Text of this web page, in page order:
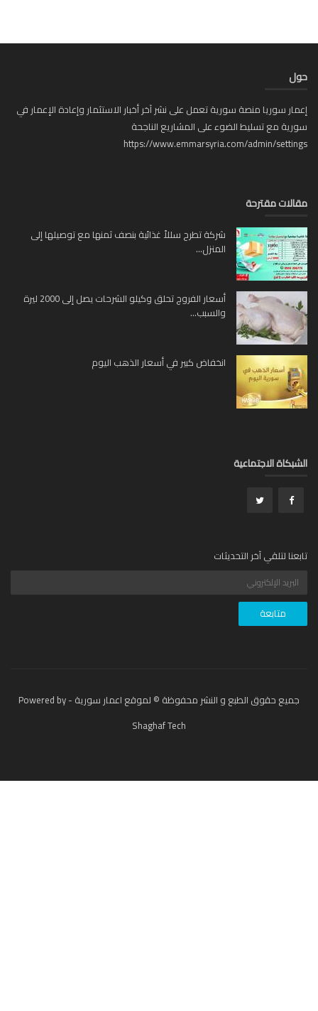
سوريا منصة سورية تعمل على نشر آخر أخبار الاستثمار وإعادة الإعمار في
مع تسليط الضوء على المشاريع الناجحة
https://www.emmarsyria.com/admin/
مقترحة
شركة تطرح سللاً غذائية بنصف ثمنها مع توصيلها إلى
المنزل...
أسعار الفروج تحلق وكيلو الشرحات يصل إلى 2000 ليرة
والسبب...
انخفاض كبير في أسعار الذهب اليوم
الاجتماعية
لتلقي آخر التحديثات
جميع حقوق الطبع و النشر محفوظة © لموقع اعمار سورية - Powered by
Shaghaf Tech